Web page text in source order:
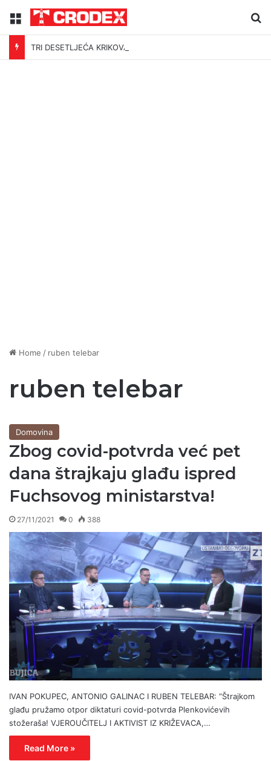
Menu
TRI DESETLJEĆA KRIKOVA OČAJNIKA
Home / ruben telebar
ruben telebar
Domovina
Zbog covid-potvrda već pet
dana štrajkaju glađu ispred
Fuchsovog ministarstva!
27/11/2021 0 388
IVAN POKUPEC, ANTONIO GALINAC I RUBEN TELEBAR: “Štrajkom
glađu pružamo otpor diktaturi covid-potvrda Plenkovićevih
stožeraša! VJEROUČITELJ I AKTIVIST IZ KRIŽEVACA,…
Read More »